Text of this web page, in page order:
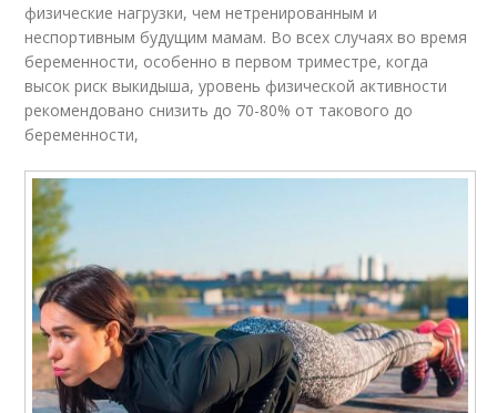
физические нагрузки, чем нетренированным и
неспортивным будущим мамам. Во всех случаях во время
беременности, особенно в первом триместре, когда
высок риск выкидыша, уровень физической активности
рекомендовано снизить до 70-80% от такового до
беременности,